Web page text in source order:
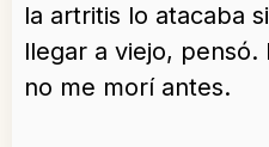
la artritis lo atacaba
llegar a viejo, pensó.
no me morí antes.